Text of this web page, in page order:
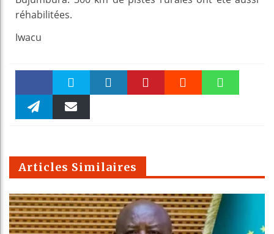
réhabilitées.
Iwacu
Faceboo Twitter
m
Articles Similaires